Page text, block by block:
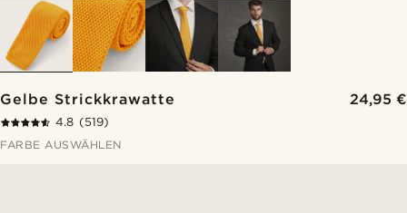
Gelbe Strickkrawatte 24,95 €
4.8 (519)
FARBE AUSWÄHLEN